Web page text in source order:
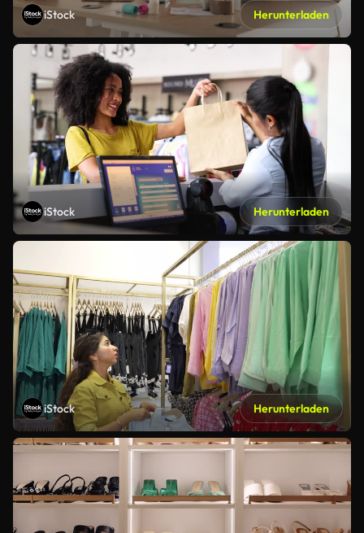
iStock Herunterladen
iStock Herunterladen
iStock Herunterladen